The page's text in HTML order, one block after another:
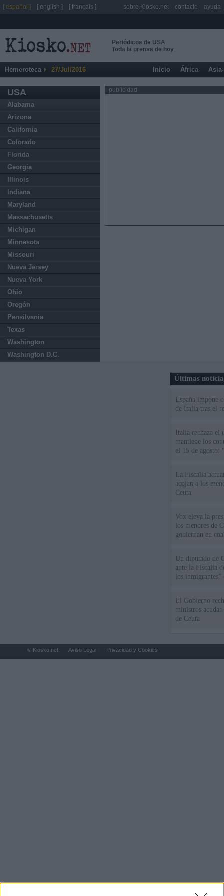
Periódicos de USA
Toda la prensa de hoy
Hemeroteca 27/Jul/2016 Inicio África
USA
Alabama
Arizona
California
Colorado
Florida
Georgia
Illinois
Indiana
Maryland
Massachusetts
Michigan
Minnesota
Missouri
Nueva Jersey
Nueva York
Ohio
Oregón
Pensilvania
Texas
Washington
Washington D.C.
publicidad
Últimas
España impone
de Italia tras el
Italia rechaza
mantiene los
el 15 de agosto:
La Fiscalía
acojan a los
Ceuta
Vox eleva la
los menores de
gobiernan en
Un diputado de
ante la Fiscalía
los inmigrantes”
El Gobierno
ministros
de Ceuta
[ español ] [ english ] [ français ] sobre Kiosko.net contacto ayuda
© Kiosko.net Aviso Legal Privacidad y Cookies